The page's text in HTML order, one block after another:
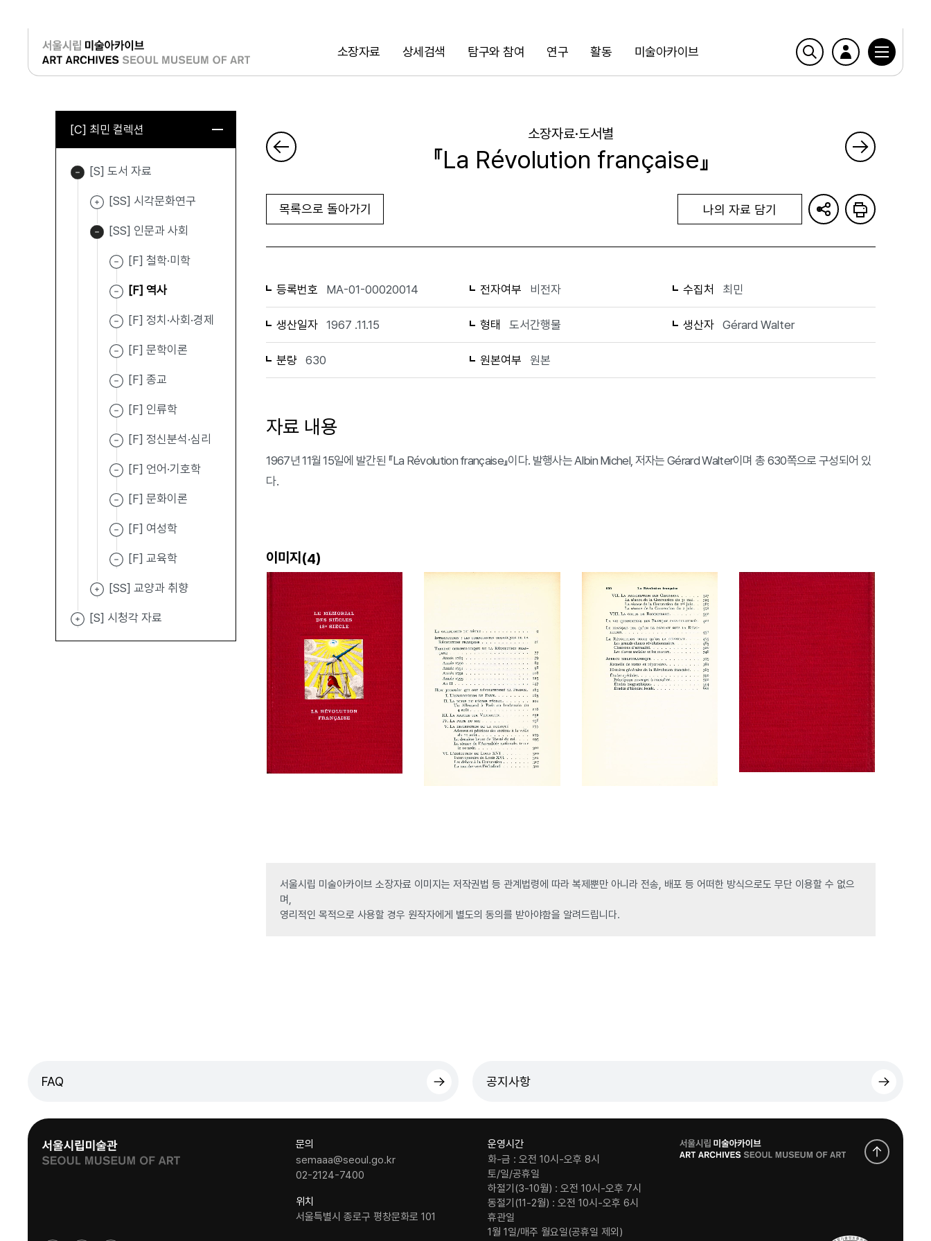
소장자료 상세검색 탐구와 참여 연구 활동 미술아카이브
검색
로그인
[C] 최민 컬렉션
[S] 도서 자료
[SS] 시각문화연구
[SS] 인문과 사회
[F] 철학·미학
[F] 역사
[F] 정치·사회·경제
[F] 문학이론
[F] 종교
[F] 인류학
[F] 정신분석·심리
[F] 언어·기호학
[F] 문화이론
[F] 여성학
[F] 교육학
[SS] 교양과 취향
[S] 시청각 자료
소장자료·도서별
『La Révolution française』
목록으로 돌아가기 나의 자료 담기
등록번호 MA-01-00020014 전자여부 비전자 수집처 최민
생산일자 1967 .11.15 형태 도서간행물 생산자 Gérard Walter
분량 630 원본여부 원본
자료 내용
1967년 11월 15일에 발간된 『La Révolution française』이다. 발행사는 Albin Michel, 저자는 Gérard Walter이며 총 630쪽으로 구성되어 있
다.
이미지(4)
서울시립 미술아카이브 소장자료 이미지는 저작권법 등 관계법령에 따라 복제뿐만 아니라 전송, 배포 등 어떠한 방식으로도 무단 이용할 수 없으
며,
영리적인 목적으로 사용할 경우 원작자에게 별도의 동의를 받아야함을 알려드립니다.
FAQ 공지사항
문의
semaaa@seoul.go.kr
02-2124-7400
위치
서울특별시 종로구 평창문화로 101
운영시간
화-금 : 오전 10시-오후 8시
토/일/공휴일
하절기(3-10월) : 오전 10시-오후 7시
동절기(11-2월) : 오전 10시-오후 6시
휴관일
1월 1일/매주 월요일(공휴일 제외)
로
고